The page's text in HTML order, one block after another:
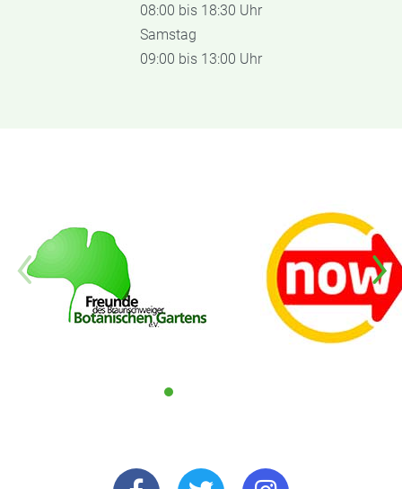
08:00 bis 18:30 Uhr
Samstag
09:00 bis 13:00 Uhr